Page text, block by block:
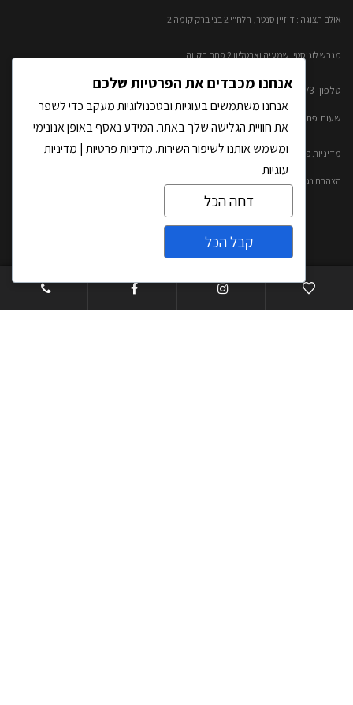
אולם תצוגה : דיזיין סנטר, הלח"י 2 בני ברק קומה 2​
מגרש לוגיסטי: שמעיה ואבטליון 2 פתח תקווה
טלפון: 0777299873​
שעות פתיחה: א'-ה' 20:00 – 10:00​​ שישי- 09:30-13:00
מדיניות פרטיות ותנאי שימוש
הצהרת נגישות
ראשי
פרויקטים
אנחנו מכבדים את הפרטיות שלכם
אנחנו משתמשים בעוגיות ובטכנולוגיות מעקב כדי לשפר
את חוויית הגלישה שלך באתר. המידע נאסף באופן אנונימי
ומשמש אותנו לשיפור השירות. מדיניות פרטיות | מדיניות
עוגיות
דחה הכל
קבל הכל